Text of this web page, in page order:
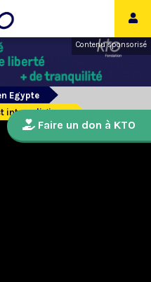
Contenu sponsorisé
Egypte
interreligieux
Faire un don à KTO